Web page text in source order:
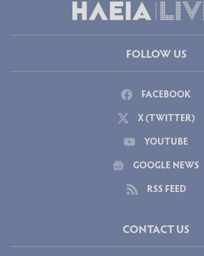
FOLLOW US
FACEBOOK
X (TWITTER)
YOUTUBE
GOOGLE NEWS
RSS FEED
CONTACT US